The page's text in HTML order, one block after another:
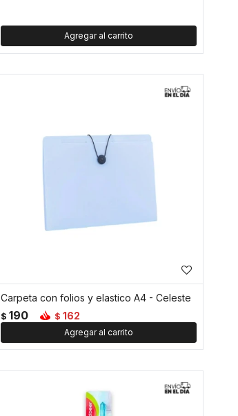
Carpeta con folios y elastico A4 - Celeste
$ 190 $ 162